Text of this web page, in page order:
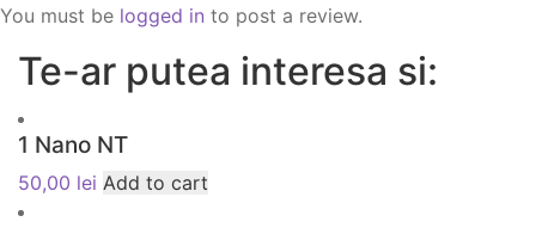
You must be logged in to post a review.
Te-ar putea interesa si:
1 Nano NT
50,00 lei Add to cart